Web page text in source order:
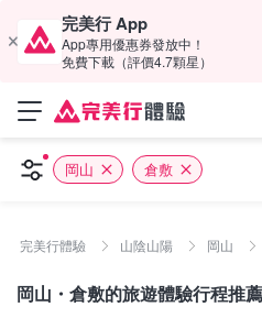
完美行 App
App專用優惠券發放中！
免費下載（評價4.7顆星）
岡山 倉敷
完美行體驗 山陰山陽 岡山
岡山・倉敷的旅遊體驗行程推
岡山